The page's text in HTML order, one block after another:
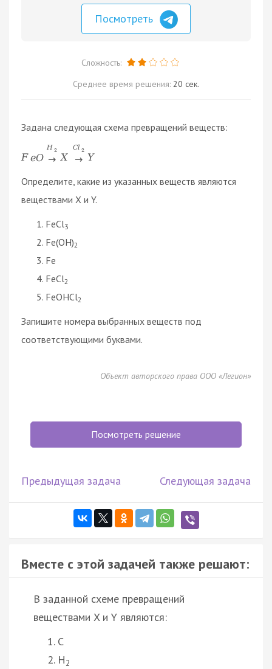
Посмотреть
Сложность:
Среднее время решения: 20 сек.
Задана следующая схема превращений веществ:
F eO
H 2
→ X
Cl 2
→ Y
Определите, какие из указанных веществ являются
веществами X и Y.
FeCl3
Fe(OH)2
Fe
FeCl2
FeOHCl2
Запишите номера выбранных веществ под
соответствующими буквами.
Объект авторского права ООО «Легион»
Посмотреть решение
Предыдущая задача Следующая задача
Вместе с этой задачей также решают:
В заданной схеме превращений
веществами X и Y являются:
C
H2